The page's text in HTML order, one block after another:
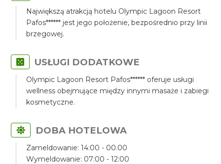
Największą atrakcją hotelu Olympic Lagoon Resort
Pafos****** jest jego położenie, bezpośrednio przy linii
brzegowej.
USŁUGI DODATKOWE
Olympic Lagoon Resort Pafos****** oferuje usługi
wellness obejmujące między innymi masaże i zabiegi
kosmetyczne.
DOBA HOTELOWA
Zameldowanie: 14:00 - 00.00
Wymeldowanie: 07:00 - 12:00